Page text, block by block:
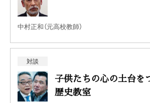
中村正和（元高校教師）
対談
子供たちの心の土台を
歴史教室